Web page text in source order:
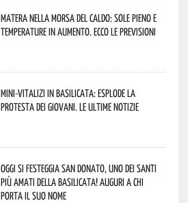
Matera nella morsa del caldo: sole pieno e
temperature in aumento. Ecco le previsioni
Mini-vitalizi in Basilicata: esplode la
protesta dei giovani. Le ultime notizie
Oggi si festeggia San Donato, uno dei Santi
più amati della Basilicata! Auguri a chi
porta il suo nome